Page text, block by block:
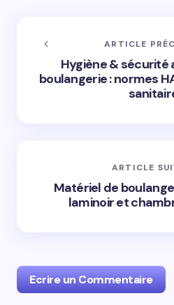
ARTICLE
Hygiène & sécurité
boulangerie : normes
ARTICLE
Matériel de
laminoir et
Ecrire un Commentaire